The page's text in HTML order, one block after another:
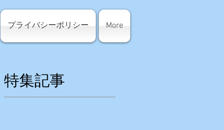
プライバシーポリシー More
特集記事